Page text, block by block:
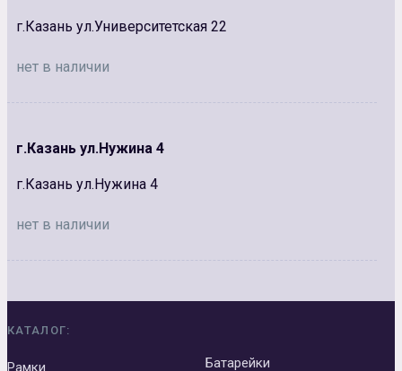
г.Казань ул.Университетская 22
нет в наличии
г.Казань ул.Нужина 4
г.Казань ул.Нужина 4
нет в наличии
КАТАЛОГ:
Рамки
Батарейки